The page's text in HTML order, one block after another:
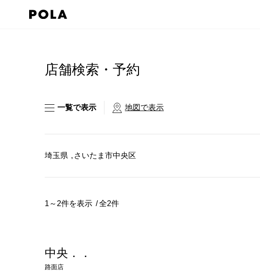
店舗検索・予約
一覧で表示 地図で表示
埼玉県 さいたま市中央区
1～2件を表示 全2件
中央．．
路面店